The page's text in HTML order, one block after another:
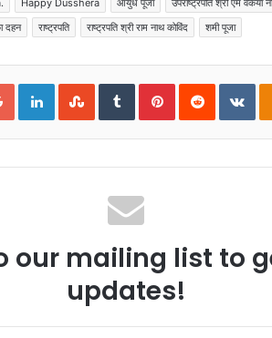
Happy Dusshera आयुध पूजा उपराष्ट्रपति श्री एम वेंकैया
दहन राष्ट्रपति राष्ट्रपति श्री राम नाथ कोविंद शमी पूजा
Google+LinkedInStumbleUpon
TumblrPinterestReddit
our mailing list to
updates!